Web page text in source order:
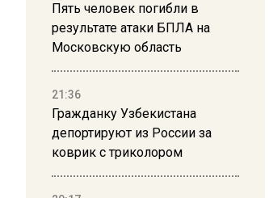
Пять человек погибли в
результате атаки БПЛА на
Московскую область
21:36
Гражданку Узбекистана
депортируют из России за
коврик с триколором